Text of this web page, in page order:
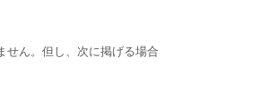
せん。但し、次に掲げる場合